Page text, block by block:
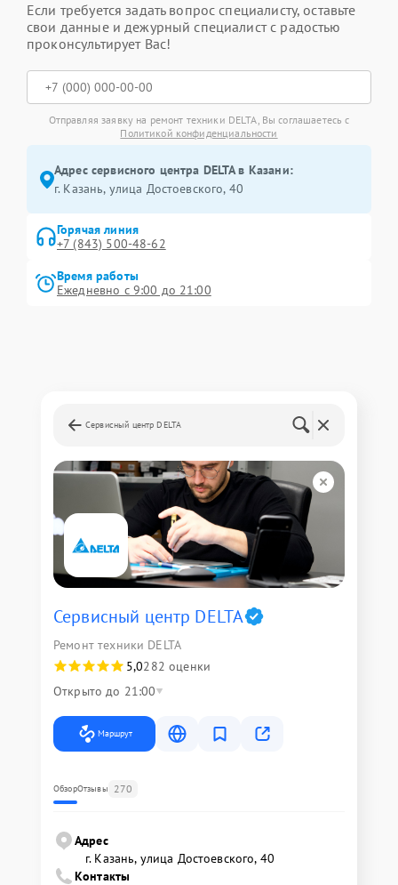
Если требуется задать вопрос специалисту, оставьте
свои данные и дежурный специалист с радостью
проконсультирует Вас!
Отправляя заявку на ремонт техники DELTA, Вы соглашаетесь с
Политикой конфиденциальности
Адрес сервисного центра DELTA в Казани:
г. Казань, улица Достоевского, 40
Горячая линия
+7 (843) 500-48-62
Время работы
Ежедневно с 9:00 до 21:00
Сервисный центр DELTA
Сервисный центр DELTA
Ремонт техники DELTA
5,0282 оценки
Открыто до 21:00
Маршрут
ОбзорОтзывы 270
Адрес
г. Казань, улица Достоевского, 40
Контакты